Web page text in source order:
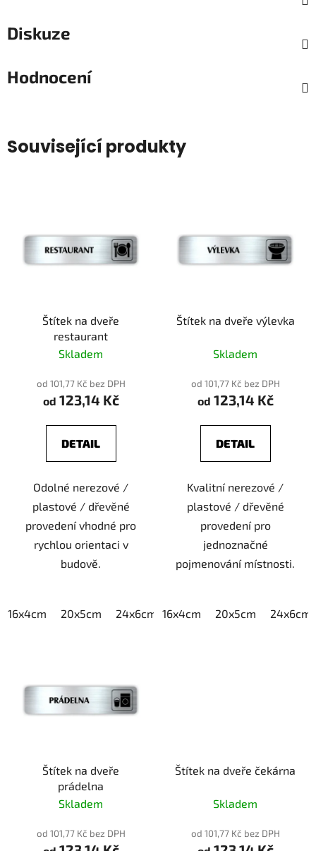
Diskuze
Hodnocení
Související produkty
Štítek na dveře
restaurant
Skladem
od 101,77 Kč bez DPH
od 123,14 Kč
DETAIL
Odolné nerezové /
plastové / dřevěné
provedení vhodné pro
rychlou orientaci v
budově.
16x4cm 20x5cm 24x6cm 30x7,5cm 40x10cm
Štítek na dveře výlevka
Skladem
od 101,77 Kč bez DPH
od 123,14 Kč
DETAIL
Kvalitní nerezové /
plastové / dřevěné
provedení pro
jednoznačné
pojmenování místnosti.
16x4cm 20x5cm 24x6cm
Štítek na dveře
prádelna
Skladem
od 101,77 Kč bez DPH
Štítek na dveře čekárna
Skladem
od 101,77 Kč bez DPH